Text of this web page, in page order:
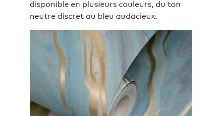
disponible en plusieurs couleurs, du ton
neutre discret au bleu audacieux.